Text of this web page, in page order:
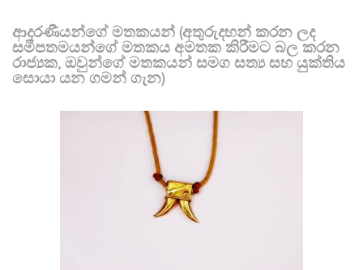
ආදරණීයන්ගේ මතකයන් (අතුරුදහන් කරන ලද
සමීපතමයන්ගේ මතකය අමතක කිරීමට බල කරන
රාජ්‍යක, ඔවුන්ගේ මතකයන් සමග සත්‍ය සහ යුක්තිය
සොයා යන ගමන් ගැන)